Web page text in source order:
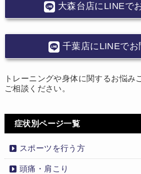
大森台店にLINEで
千葉店にLINEでお
トレーニングや身体に関するお悩み
ご相談ください。
症状別ページ一覧
スポーツを行う方
頭痛・肩こり